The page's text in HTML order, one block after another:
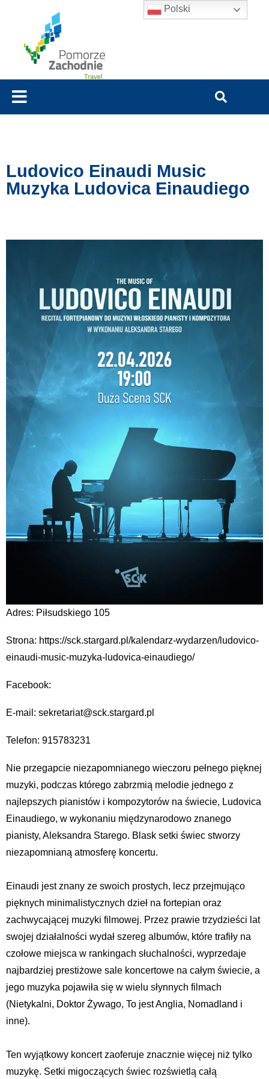
Ludovico Einaudi Music
Muzyka Ludovica Einaudiego
Adres: Piłsudskiego 105
Strona: https://sck.stargard.pl/kalendarz-wydarzen/ludovico-
einaudi-music-muzyka-ludovica-einaudiego/
Facebook:
E-mail: sekretariat@sck.stargard.pl
Telefon: 915783231
Nie przegapcie niezapomnianego wieczoru pełnego pięknej
muzyki, podczas którego zabrzmią melodie jednego z
najlepszych pianistów i kompozytorów na świecie, Ludovica
Einaudiego, w wykonaniu międzynarodowo znanego
pianisty, Aleksandra Starego. Blask setki świec stworzy
niezapomnianą atmosferę koncertu.
Einaudi jest znany ze swoich prostych, lecz przejmująco
pięknych minimalistycznych dzieł na fortepian oraz
zachwycającej muzyki filmowej. Przez prawie trzydzieści lat
swojej działalności wydał szereg albumów, które trafiły na
czołowe miejsca w rankingach słuchalności, wyprzedaje
najbardziej prestiżowe sale koncertowe na całym świecie, a
jego muzyka pojawiła się w wielu słynnych filmach
(Nietykalni, Doktor Żywago, To jest Anglia, Nomadland i
inne).
Ten wyjątkowy koncert zaoferuje znacznie więcej niż tylko
muzykę. Setki migoczących świec rozświetlą całą
Polski